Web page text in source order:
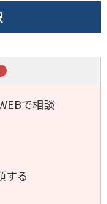
せ
で相談
する